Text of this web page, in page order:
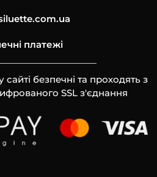
платежі
безпечні та проходять з
SSL з'єднання